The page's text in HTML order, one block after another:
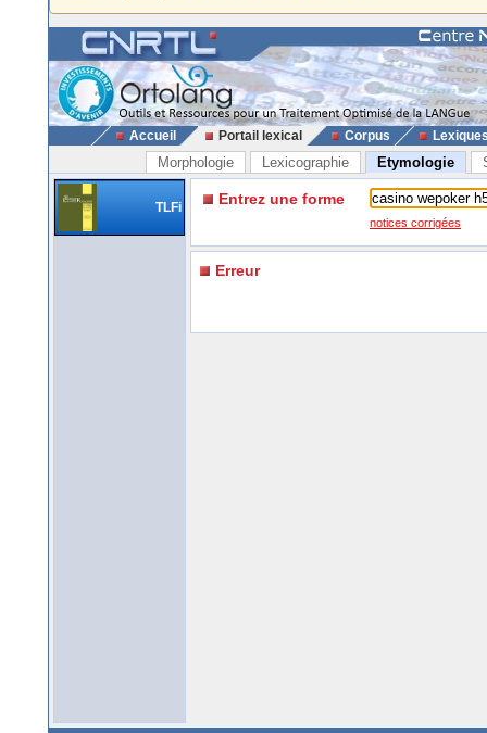
Accueil Portail lexical Corpus
Morphologie Lexicographie Etymologie
TLFi Entrez une forme
notices corrigées
Erreur